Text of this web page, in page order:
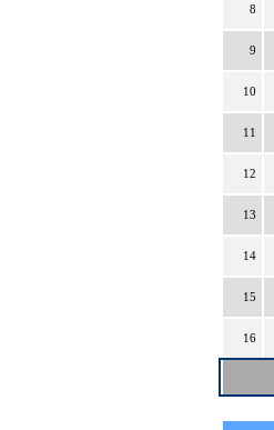
8
9
10
11
12
13
14
15
16